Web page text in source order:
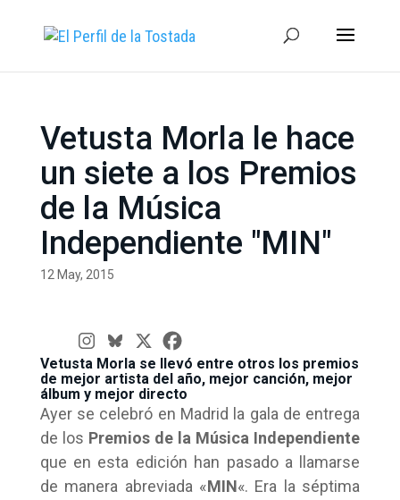
Vetusta Morla le hace
un siete a los Premios
de la Música
Independiente "MIN"
12 May, 2015
Vetusta Morla se llevó entre otros los premios
de mejor artista del año, mejor canción, mejor
álbum y mejor directo
Ayer se celebró en Madrid la gala de entrega
de los Premios de la Música Independiente
que en esta edición han pasado a llamarse
de manera abreviada «MIN«. Era la séptima